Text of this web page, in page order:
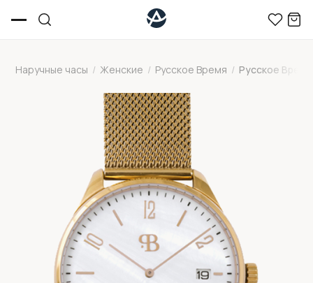
Наручные часы / Женские / Русское Время / Русское